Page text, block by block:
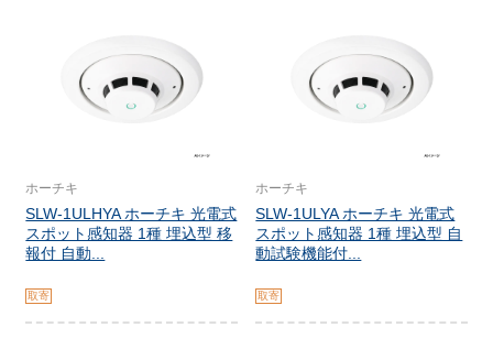
ホーチキ
SLW-1ULHYA ホーチキ 光電式
スポット感知器 1種 埋込型 移
報付 自動...
取寄
ホーチキ
SLW-1ULYA ホーチキ 光電式
スポット感知器 1種 埋込型 自
動試験機能付...
取寄